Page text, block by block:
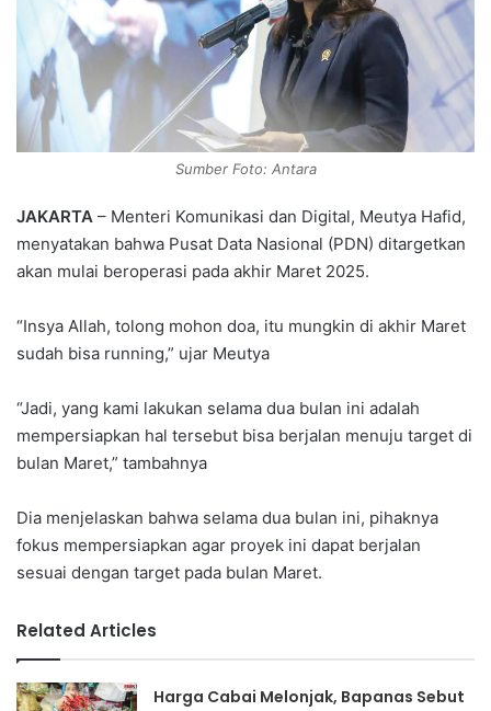
e
m
i
Sumber Foto: Antara
JAKARTA – Menteri Komunikasi dan Digital, Meutya Hafid,
menyatakan bahwa Pusat Data Nasional (PDN) ditargetkan
akan mulai beroperasi pada akhir Maret 2025.
“Insya Allah, tolong mohon doa, itu mungkin di akhir Maret
sudah bisa running,” ujar Meutya
“Jadi, yang kami lakukan selama dua bulan ini adalah
mempersiapkan hal tersebut bisa berjalan menuju target di
bulan Maret,” tambahnya
Dia menjelaskan bahwa selama dua bulan ini, pihaknya
fokus mempersiapkan agar proyek ini dapat berjalan
sesuai dengan target pada bulan Maret.
Related Articles
Harga Cabai Melonjak, Bapanas Sebut